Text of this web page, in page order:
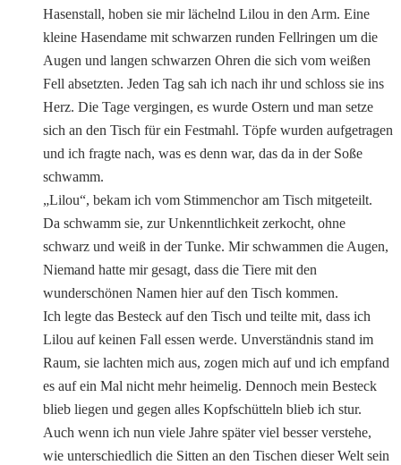
Hasenstall, hoben sie mir lächelnd Lilou in den Arm. Eine
kleine Hasendame mit schwarzen runden Fellringen um die
Augen und langen schwarzen Ohren die sich vom weißen
Fell absetzten. Jeden Tag sah ich nach ihr und schloss sie ins
Herz. Die Tage vergingen, es wurde Ostern und man setze
sich an den Tisch für ein Festmahl. Töpfe wurden aufgetragen
und ich fragte nach, was es denn war, das da in der Soße
schwamm.
„Lilou“, bekam ich vom Stimmenchor am Tisch mitgeteilt.
Da schwamm sie, zur Unkenntlichkeit zerkocht, ohne
schwarz und weiß in der Tunke. Mir schwammen die Augen,
Niemand hatte mir gesagt, dass die Tiere mit den
wunderschönen Namen hier auf den Tisch kommen.
Ich legte das Besteck auf den Tisch und teilte mit, dass ich
Lilou auf keinen Fall essen werde. Unverständnis stand im
Raum, sie lachten mich aus, zogen mich auf und ich empfand
es auf ein Mal nicht mehr heimelig. Dennoch mein Besteck
blieb liegen und gegen alles Kopfschütteln blieb ich stur.
Auch wenn ich nun viele Jahre später viel besser verstehe,
wie unterschiedlich die Sitten an den Tischen dieser Welt sein